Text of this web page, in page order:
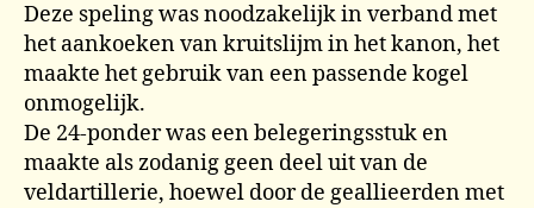
Deze speling was noodzakelijk in verband met
het aankoeken van kruitslijm in het kanon, het
maakte het gebruik van een passende kogel
onmogelijk.
De 24-ponder was een belegeringsstuk en
maakte als zodanig geen deel uit van de
veldartillerie, hoewel door de geallieerden met